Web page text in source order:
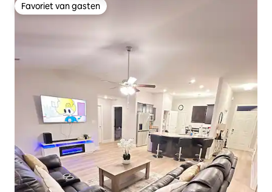
Favoriet van gasten
Favoriet van gasten